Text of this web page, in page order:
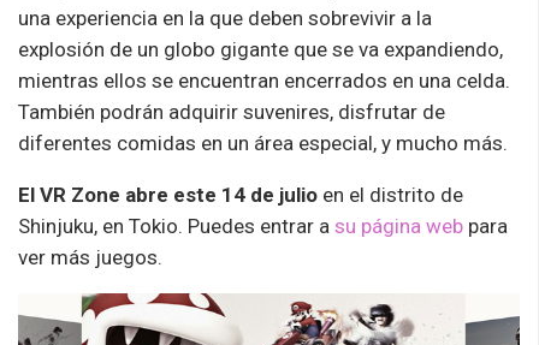
una experiencia en la que deben sobrevivir a la
explosión de un globo gigante que se va expandiendo,
mientras ellos se encuentran encerrados en una celda.
También podrán adquirir suvenires, disfrutar de
diferentes comidas en un área especial, y mucho más.
El VR Zone abre este 14 de julio en el distrito de
Shinjuku, en Tokio. Puedes entrar a su página web para
ver más juegos.